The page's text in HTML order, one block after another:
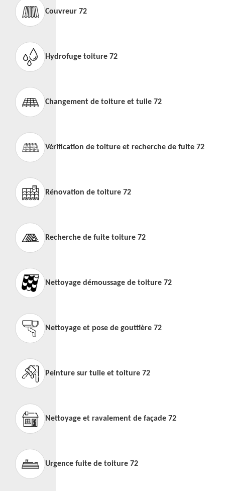
Couvreur 72
Hydrofuge toiture 72
Changement de toiture et tuile 72
Vérification de toiture et recherche de fuite 72
Rénovation de toiture 72
Recherche de fuite toiture 72
Nettoyage démoussage de toiture 72
Nettoyage et pose de gouttière 72
Peinture sur tuile et toiture 72
Nettoyage et ravalement de façade 72
Urgence fuite de toiture 72